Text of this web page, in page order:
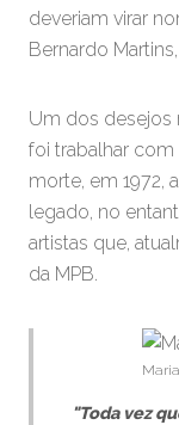
deveriam virar
Bernardo
Um dos desejos
foi trabalhar com
morte, em 1972,
legado, no
artistas que,
da MPB.
"Toda vez